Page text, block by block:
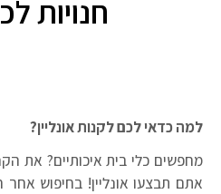
חנויות
למה כדאי לכם לקנות אונליין?
מחפשים כלי בית איכותיים? את
אתם תבצעו אונליין! בחיפוש אחר